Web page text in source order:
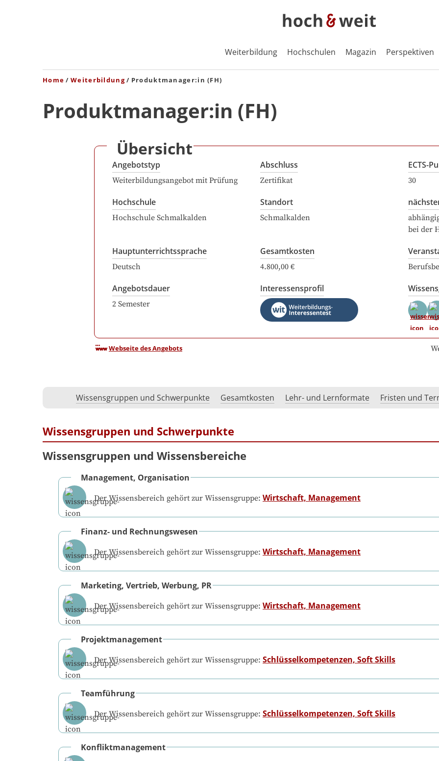
Weiterbildung Hochschulen Magazin Perspektiven
Home Weiterbildung Produktmanager:in (FH)
Produktmanager:in (FH)
Übersicht
Angebotstyp
Weiterbildungsangebot mit Prüfung
Abschluss
Zertifikat
ECTS-
30
Hochschule
Hochschule Schmalkalden
Standort
Schmalkalden
bei der
Hauptunterrichtssprache
Deutsch
Gesamtkosten
4.800,00 €
Angebotsdauer
2 Semester
Interessensprofil
Webseite des Angebots
Wissensgruppen und Schwerpunkte Gesamtkosten Lehr- und Lernformate Fristen und
Wissensgruppen und Schwerpunkte
Wissensgruppen und Wissensbereiche
Management, Organisation
Der Wissensbereich gehört zur Wissensgruppe: Wirtschaft, Management
Finanz- und Rechnungswesen
Der Wissensbereich gehört zur Wissensgruppe: Wirtschaft, Management
Marketing, Vertrieb, Werbung, PR
Der Wissensbereich gehört zur Wissensgruppe: Wirtschaft, Management
Projektmanagement
Der Wissensbereich gehört zur Wissensgruppe: Schlüsselkompetenzen, Soft Skills
Teamführung
Der Wissensbereich gehört zur Wissensgruppe: Schlüsselkompetenzen, Soft Skills
Konfliktmanagement